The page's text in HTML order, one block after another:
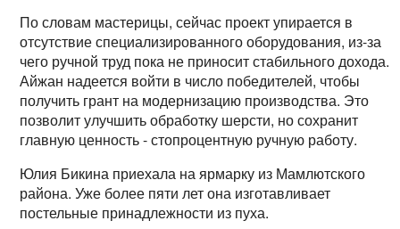
По словам мастерицы, сейчас проект упирается в
отсутствие специализированного оборудования, из-за
чего ручной труд пока не приносит стабильного дохода.
Айжан надеется войти в число победителей, чтобы
получить грант на модернизацию производства. Это
позволит улучшить обработку шерсти, но сохранит
главную ценность - стопроцентную ручную работу.
Юлия Бикина приехала на ярмарку из Мамлютского
района. Уже более пяти лет она изготавливает
постельные принадлежности из пуха.